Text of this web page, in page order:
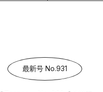
最新号 No.931